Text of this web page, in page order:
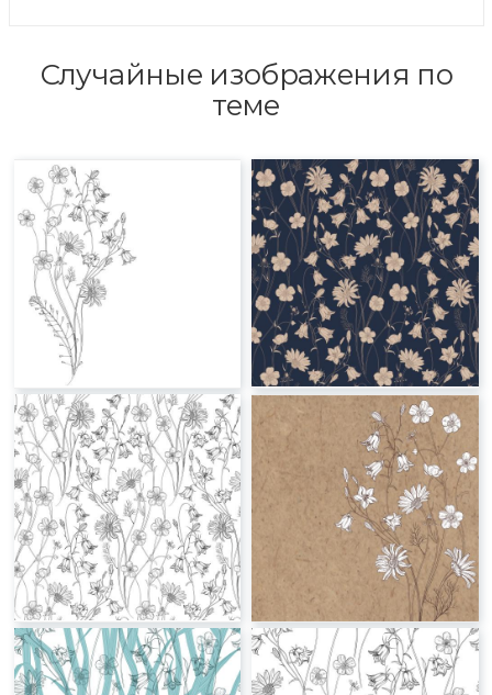
Случайные изображения по
теме